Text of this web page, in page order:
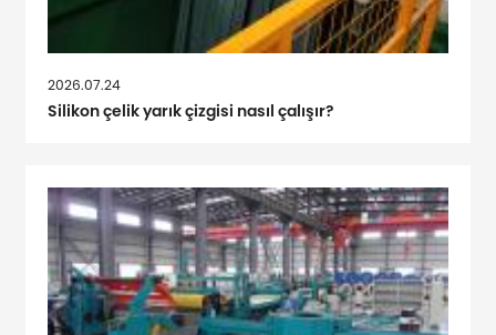
2026.07.24
Silikon çelik yarık çizgisi nasıl çalışır?